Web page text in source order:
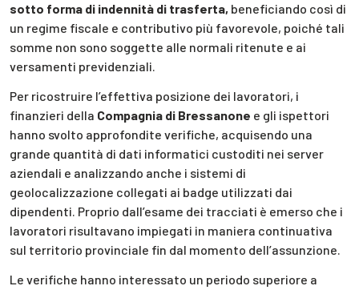
sotto forma di indennità di trasferta, beneficiando così di
un regime fiscale e contributivo più favorevole, poiché tali
somme non sono soggette alle normali ritenute e ai
versamenti previdenziali.
Per ricostruire l’effettiva posizione dei lavoratori, i
finanzieri della Compagnia di Bressanone e gli ispettori
hanno svolto approfondite verifiche, acquisendo una
grande quantità di dati informatici custoditi nei server
aziendali e analizzando anche i sistemi di
geolocalizzazione collegati ai badge utilizzati dai
dipendenti. Proprio dall’esame dei tracciati è emerso che i
lavoratori risultavano impiegati in maniera continuativa
sul territorio provinciale fin dal momento dell’assunzione.
Le verifiche hanno interessato un periodo superiore a